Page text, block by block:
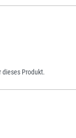
dieses Produkt.